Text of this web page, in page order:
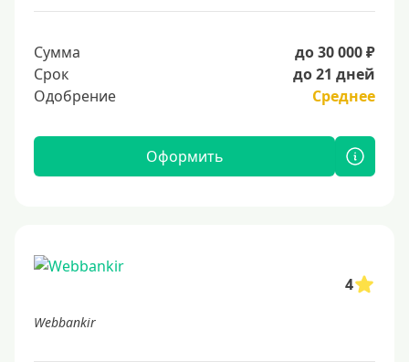
Сумма
до 30 000 ₽
Срок
до 21 дней
Одобрение
Среднее
Оформить
4
Webbankir